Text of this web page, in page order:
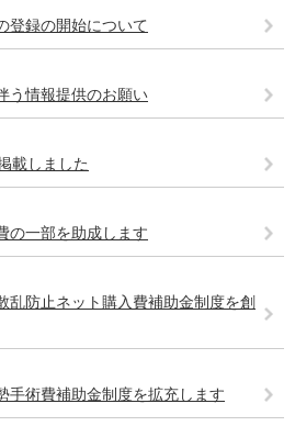
登録の開始について
う情報提供のお願い
載しました
の一部を助成します
乱防止ネット購入費補助金制度を創
手術費補助金制度を拡充します